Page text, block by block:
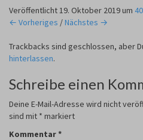
Veröffentlicht19. Oktober 2019um
← Vorheriges /Nächstes →
Trackbacks sind geschlossen, aber
hinterlassen.
Schreibe einen
Deine E-Mail-Adresse wird nicht
sind mit * markiert
Kommentar*